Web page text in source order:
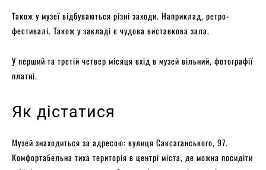
Також у музеї відбуваються різні заходи. Наприклад, ретро-
фестивалі. Також у закладі є чудова виставкова зала.
У перший та третій четвер місяця вхід в музей вільний, фотографії
платні.
Як дістатися
Музей знаходиться за адресою: вулиця Саксаганського, 97.
Комфортабельна тиха територія в центрі міста, де можна посидіти